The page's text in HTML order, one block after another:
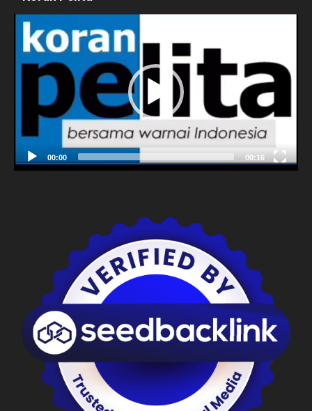
Pemutar
Video
00:00 00:16